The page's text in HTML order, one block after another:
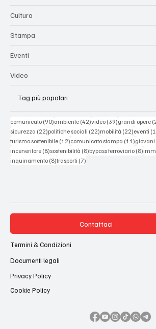
Cultura
Stampa
Eventi
Video
Tag più popolari
comunicato (90)90 post
ambiente (42)42 post
video (39)39 post
grandi opere
sicurezza (22)22 post
politiche sociali (22)22 post
mobilità (22)22 post
eventi
turismo sostenibile (12)12 post
comunicato stampa (11)11 post
giovani
inceneritore (8)8 post
sostenibilità (8)8 post
bypass ferroviario (8)8
inquinamento (8)8 post
trasporti (7)
Contattaci
Termini & Condizioni
Documenti legali
Privacy Policy
Cookie Policy